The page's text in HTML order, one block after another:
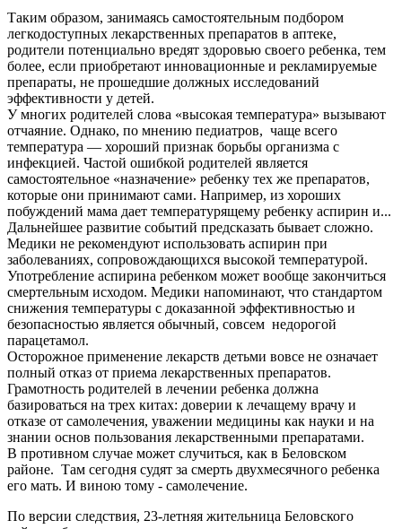
Таким образом, занимаясь самостоятельным подбором
легкодоступных лекарственных препаратов в аптеке,
родители потенциально вредят здоровью своего ребенка, тем
более, если приобретают инновационные и рекламируемые
препараты, не прошедшие должных исследований
эффективности у детей.
У многих родителей слова «высокая температура» вызывают
отчаяние. Однако, по мнению педиатров, чаще всего
температура — хороший признак борьбы организма с
инфекцией. Частой ошибкой родителей является
самостоятельное «назначение» ребенку тех же препаратов,
которые они принимают сами. Например, из хороших
побуждений мама дает температурящему ребенку аспирин и...
Дальнейшее развитие событий предсказать бывает сложно.
Медики не рекомендуют использовать аспирин при
заболеваниях, сопровождающихся высокой температурой.
Употребление аспирина ребенком может вообще закончиться
смертельным исходом. Медики напоминают, что стандартом
снижения температуры с доказанной эффективностью и
безопасностью является обычный, совсем недорогой
парацетамол.
Осторожное применение лекарств детьми вовсе не означает
полный отказ от приема лекарственных препаратов.
Грамотность родителей в лечении ребенка должна
базироваться на трех китах: доверии к лечащему врачу и
отказе от самолечения, уважении медицины как науки и на
знании основ пользования лекарственными препаратами.
В противном случае может случиться, как в Беловском
районе. Там сегодня судят за смерть двухмесячного ребенка
его мать. И виною тому - самолечение.
По версии следствия, 23-летняя жительница Беловского